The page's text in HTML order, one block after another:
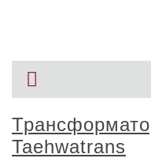
Taehwatrans